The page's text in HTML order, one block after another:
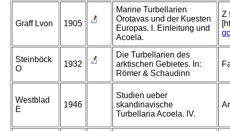
Graff Lvon 1905
Marine Turbellarien
Orotavas und der Kuesten
Europas. I. Einleitung und
Acoela.
Z
Steinböck
O
1932
Die Turbellarien des
arktischen Gebietes. In:
Römer & Schaudinn
Westblad
E
1946
Studien ueber
skandinavische
Turbellaria Acoela. IV.